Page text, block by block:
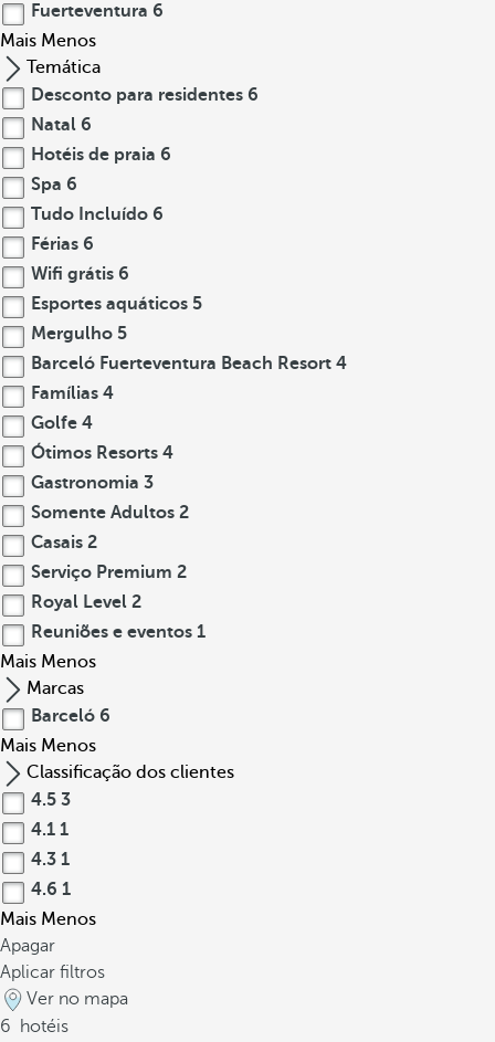
Fuerteventura 6
Mais Menos
Temática
Desconto para residentes 6
Natal 6
Hotéis de praia 6
Spa 6
Tudo Incluído 6
Férias 6
Wifi grátis 6
Esportes aquáticos 5
Mergulho 5
Barceló Fuerteventura Beach Resort 4
Famílias 4
Golfe 4
Ótimos Resorts 4
Gastronomia 3
Somente Adultos 2
Casais 2
Serviço Premium 2
Royal Level 2
Reuniões e eventos 1
Mais Menos
Marcas
Barceló 6
Mais Menos
Classificação dos clientes
4.5 3
4.1 1
4.3 1
4.6 1
Mais Menos
Apagar
Aplicar filtros
Ver no mapa
6
hotéis